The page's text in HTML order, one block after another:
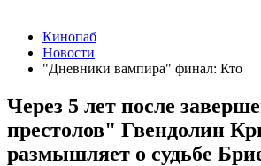
Кинопаб
Новости
"Дневники вампира" финал: Кто
Через 5 лет после
престолов" Гвендолин
размышляет о судьбе